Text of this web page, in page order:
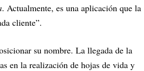
. Actualmente, es una aplicación que la
cliente”.
su nombre. La llegada de la
en la realización de hojas de vida y